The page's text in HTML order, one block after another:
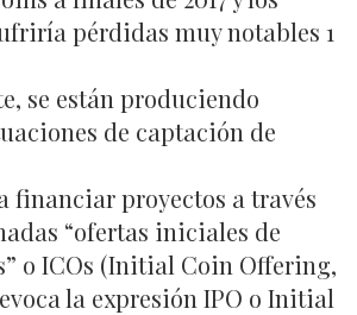
pérdidas muy notables 1
se están produciendo
de captación de
financiar proyectos a través
“ofertas iniciales de
o ICOs (Initial Coin Offering,
la expresión IPO o Initial